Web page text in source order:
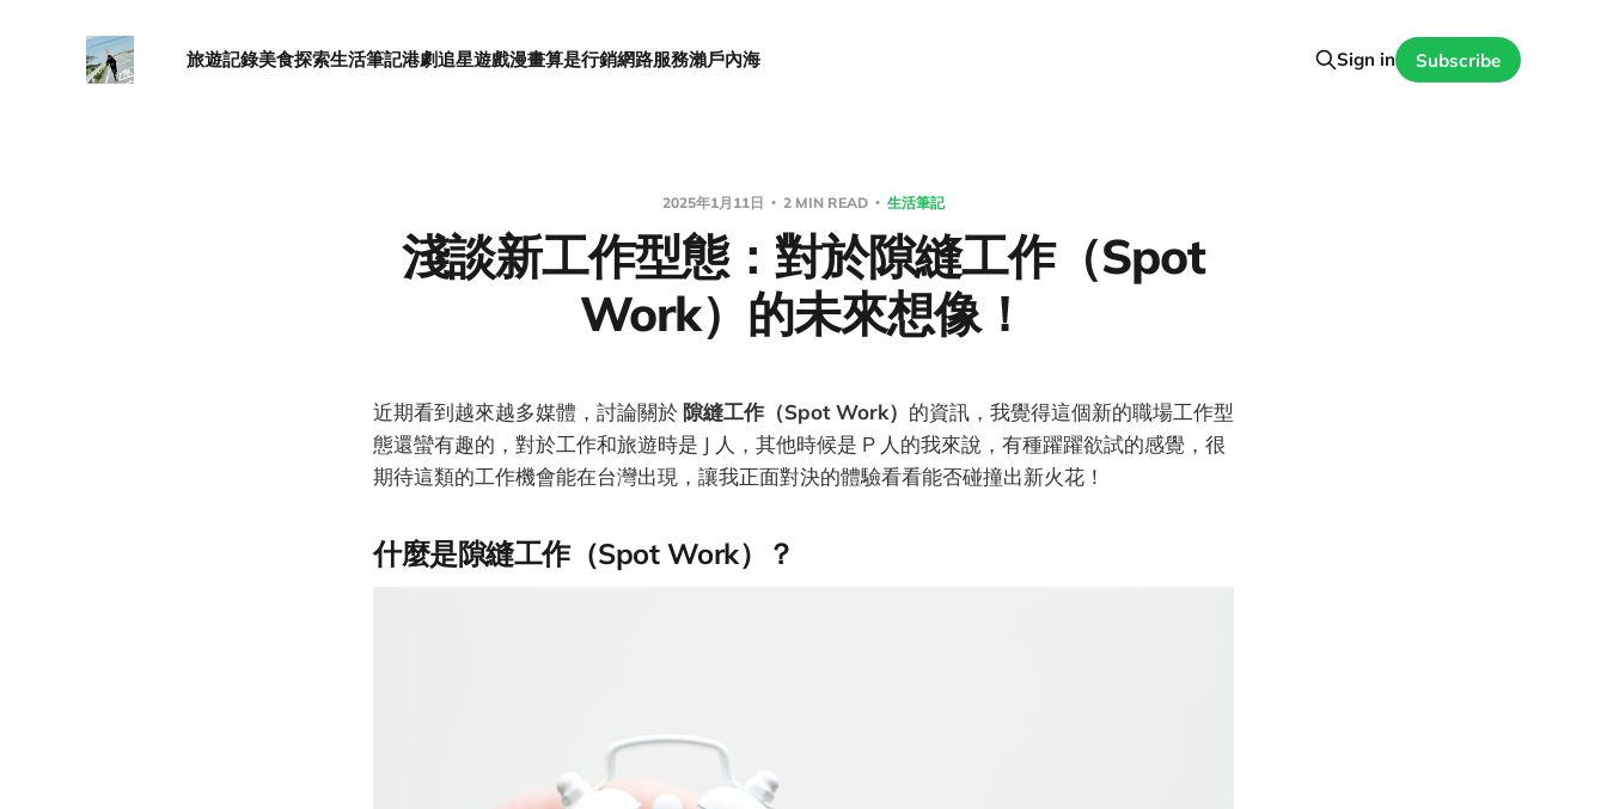
旅遊記錄美食探索生活筆記港劇追星遊戲漫畫算是行銷網路服務瀨戶內海 Sign in Subscribe
2025年1月11日 2 MIN READ 生活筆記
淺談新工作型態：對於隙縫工作（Spot
Work）的未來想像！
近期看到越來越多媒體，討論關於 隙縫工作（Spot Work） 的資訊，我覺得這個新的職場工作型
態還蠻有趣的，對於工作和旅遊時是 J 人，其他時候是 P 人的我來說，有種躍躍欲試的感覺，很
期待這類的工作機會能在台灣出現，讓我正面對決的體驗看看能否碰撞出新火花！
什麼是隙縫工作（Spot Work）？